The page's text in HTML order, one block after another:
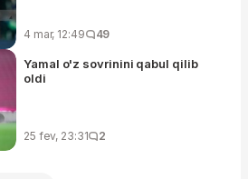
4 mar, 12:49 49
Yamal o'z sovrinini qabul qilib
oldi
25 fev, 23:31 2